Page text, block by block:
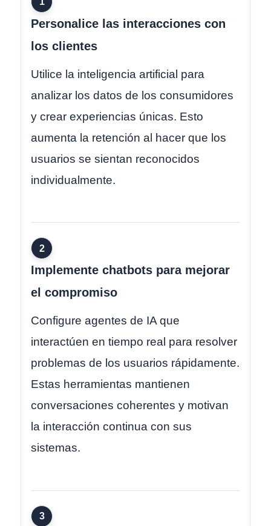
Personalice las interacciones con
los clientes
Utilice la inteligencia artificial para
analizar los datos de los consumidores
y crear experiencias únicas. Esto
aumenta la retención al hacer que los
usuarios se sientan reconocidos
individualmente.
2
Implemente chatbots para mejorar
el compromiso
Configure agentes de IA que
interactúen en tiempo real para resolver
problemas de los usuarios rápidamente.
Estas herramientas mantienen
conversaciones coherentes y motivan
la interacción continua con sus
sistemas.
3